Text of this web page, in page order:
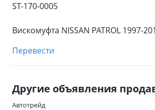
ST-170-0005
Вискомуфта NISSAN PATROL 1997-
Перевести
Другие объявления
Автотрейд